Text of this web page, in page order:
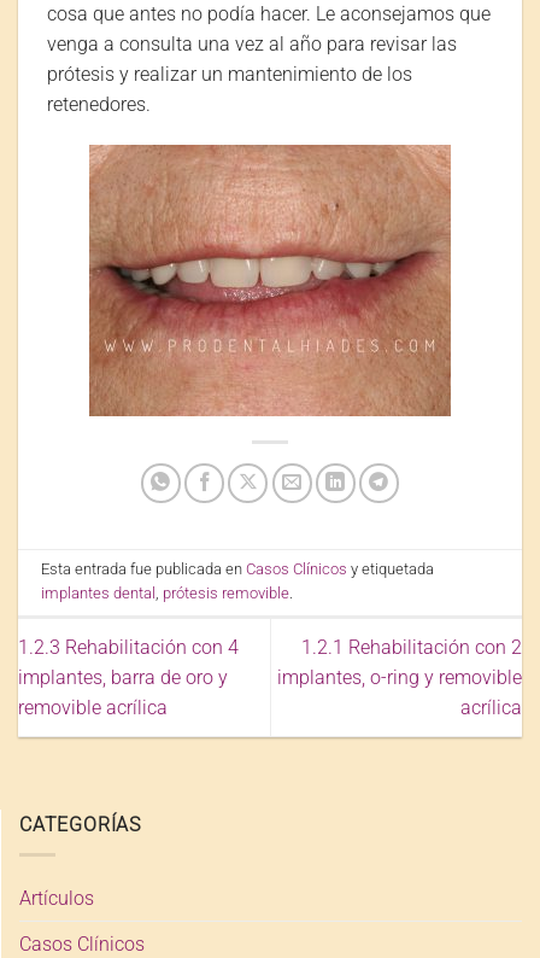
cosa que antes no podía hacer. Le aconsejamos que
venga a consulta una vez al año para revisar las
prótesis y realizar un mantenimiento de los
retenedores.
Esta entrada fue publicada enCasos Clínicos y etiquetada
implantes dental
prótesis removible
1.2.3 Rehabilitación con 4
implantes, barra de oro y
removible acrílica
1.2.1 Rehabilitación con 2
implantes, o-ring y removible
acrílica
CATEGORÍAS
Artículos
Casos Clínicos